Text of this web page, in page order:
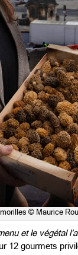
© Maurice
et le végétal
12 gourmets